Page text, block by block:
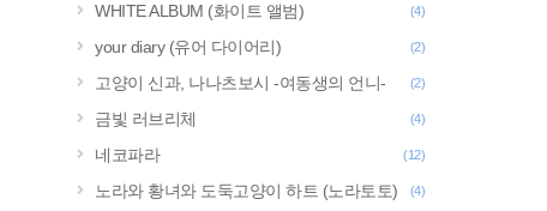
WHITE ALBUM (화이트 앨범) (4)
your diary (유어 다이어리) (2)
고양이 신과, 나나츠보시 -여동생의 언니- (2)
금빛 러브리체 (4)
네코파라 (12)
노라와 황녀와 도둑고양이 하트 (노라토토) (4)